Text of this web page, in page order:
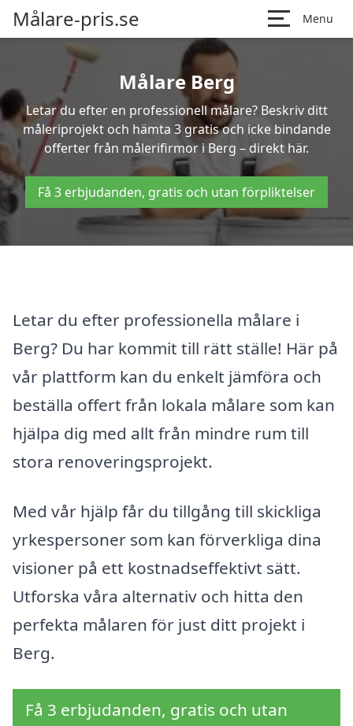
Målare-pris.se Menu
Målare Berg
Letar du efter en professionell målare? Beskriv ditt
måleriprojekt och hämta 3 gratis och icke bindande
offerter från målerifirmor i Berg – direkt här.
Få 3 erbjudanden, gratis och utan förpliktelser
Letar du efter professionella målare i
Berg? Du har kommit till rätt ställe! Här på
vår plattform kan du enkelt jämföra och
beställa offert från lokala målare som kan
hjälpa dig med allt från mindre rum till
stora renoveringsprojekt.
Med vår hjälp får du tillgång till skickliga
yrkespersoner som kan förverkliga dina
visioner på ett kostnadseffektivt sätt.
Utforska våra alternativ och hitta den
perfekta målaren för just ditt projekt i
Berg.
Få 3 erbjudanden, gratis och utan